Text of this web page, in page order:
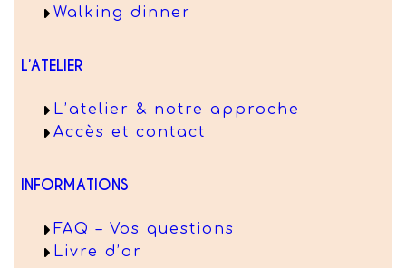
Walking dinner
L’ATELIER
L’atelier & notre approche
Accès et contact
INFORMATIONS
FAQ – Vos questions
Livre d’or